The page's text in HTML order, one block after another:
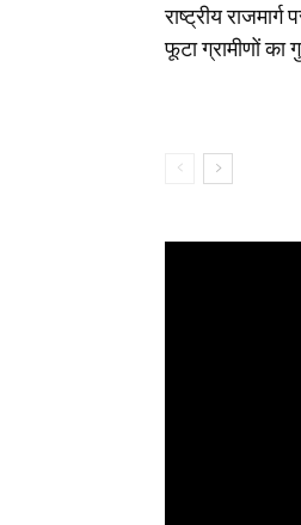
राष्ट्रीय
फूटा ग्रामीणों का